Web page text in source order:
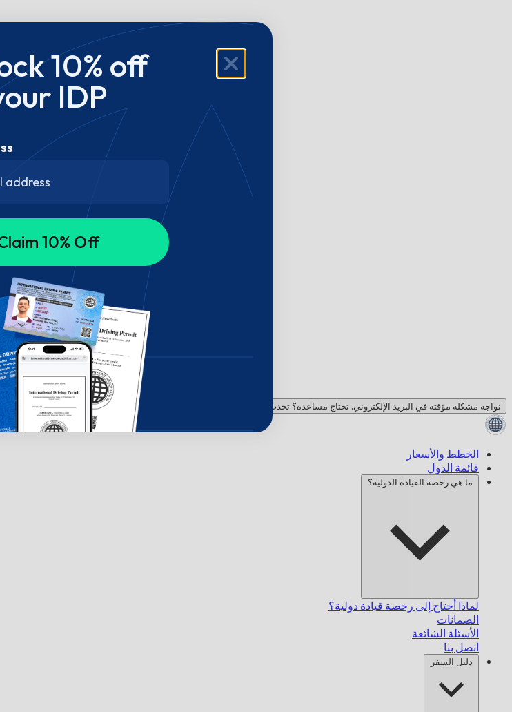
نواجه مشكلة مؤقتة في البريد الإلكتروني. تحتاج مساعدة؟ تحدث معنا!
الخطط والأسعار
قائمة الدول
ما هي رخصة القيادة الدولية؟
لماذا أحتاج إلى رخصة قيادة دولية؟
الضمانات
الأسئلة الشائعة
اتصل بنا
دليل السفر
10% off
IDP
10% Off